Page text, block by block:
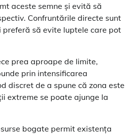
aceste semne și evită să
Confruntările directe sunt
preferă să evite luptele care pot
prea aproape de limite,
prin intensificarea
discret de a spune că zona este
extreme se poate ajunge la
bogate permit existența